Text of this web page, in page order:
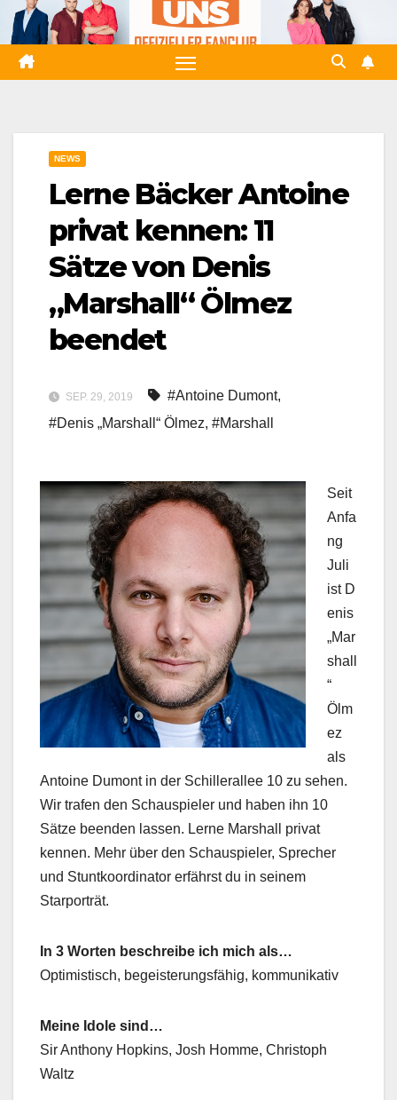
Zum
Inhalt
springen
NEWS
Lerne Bäcker Antoine
privat kennen: 11
Sätze von Denis
„Marshall“ Ölmez
beendet
SEP. 29, 2019 #Antoine Dumont,
#Denis „Marshall“ Ölmez, #Marshall
Seit
Anfa
ng
Juli
ist D
enis
„Mar
shall
“
Ölm
ez
als
Antoine Dumont in der Schillerallee 10 zu sehen.
Wir trafen den Schauspieler und haben ihn 10
Sätze beenden lassen. Lerne Marshall privat
kennen. Mehr über den Schauspieler, Sprecher
und Stuntkoordinator erfährst du in seinem
Starporträt.
In 3 Worten beschreibe ich mich als…
Optimistisch, begeisterungsfähig, kommunikativ
Meine Idole sind…
Sir Anthony Hopkins, Josh Homme, Christoph
Waltz